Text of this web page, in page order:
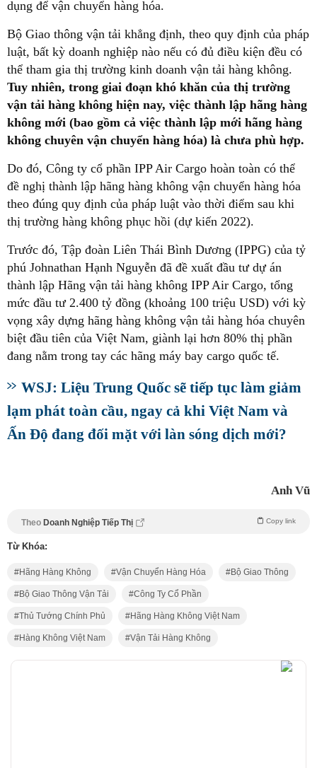
dụng để vận chuyển hàng hóa.
Bộ Giao thông vận tải khẳng định, theo quy định của pháp
luật, bất kỳ doanh nghiệp nào nếu có đủ điều kiện đều có
thể tham gia thị trường kinh doanh vận tải hàng không.
Tuy nhiên, trong giai đoạn khó khăn của thị trường
vận tải hàng không hiện nay, việc thành lập hãng hàng
không mới (bao gồm cả việc thành lập mới hãng hàng
không chuyên vận chuyển hàng hóa) là chưa phù hợp.
Do đó, Công ty cổ phần IPP Air Cargo hoàn toàn có thể
đề nghị thành lập hãng hàng không vận chuyển hàng hóa
theo đúng quy định của pháp luật vào thời điểm sau khi
thị trường hàng không phục hồi (dự kiến 2022).
Trước đó, Tập đoàn Liên Thái Bình Dương (IPPG) của tỷ
phú Johnathan Hạnh Nguyễn đã đề xuất đầu tư dự án
thành lập Hãng vận tải hàng không IPP Air Cargo, tổng
mức đầu tư 2.400 tỷ đồng (khoảng 100 triệu USD) với kỳ
vọng xây dựng hãng hàng không vận tải hàng hóa chuyên
biệt đầu tiên của Việt Nam, giành lại hơn 80% thị phần
đang nằm trong tay các hãng máy bay cargo quốc tế.
WSJ: Liệu Trung Quốc sẽ tiếp tục làm giảm
lạm phát toàn cầu, ngay cả khi Việt Nam và
Ấn Độ đang đối mặt với làn sóng dịch mới?
Anh Vũ
Theo Doanh Nghiệp Tiếp Thị Copy link
Từ Khóa:
Hãng Hàng Không Vận Chuyển Hàng Hóa Bộ Giao Thông
Bộ Giao Thông Vận Tải Công Ty Cổ Phần
Thủ Tướng Chính Phủ Hãng Hàng Không Việt Nam
Hàng Không Việt Nam Vận Tải Hàng Không